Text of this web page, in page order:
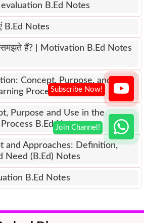
B.Ed Notes
B.Ed Notes
समझते हैं? | Motivation B.Ed Notes
Concept, Purpose, and Use
Process B.Ed Notes
Purpose and Use in the
B.Ed Notes
and Approaches: Definition,
Need (B.Ed) Notes
B.Ed Notes